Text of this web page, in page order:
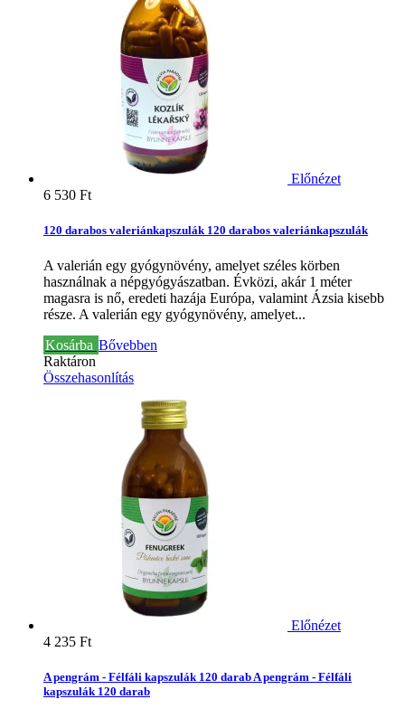
Előnézet
6 530 Ft‎
120 darabos valeriánkapszulák 120 darabos valeriánkapszulák
A valerián egy gyógynövény, amelyet széles körben
használnak a népgyógyászatban. Évközi, akár 1 méter
magasra is nő, eredeti hazája Európa, valamint Ázsia kisebb
része. A valerián egy gyógynövény, amelyet...
Kosárba Bővebben
Raktáron
Összehasonlítás
Előnézet
4 235 Ft‎
A pengrám - Félfáli kapszulák 120 darabA pengrám - Félfáli
kapszulák 120 darab